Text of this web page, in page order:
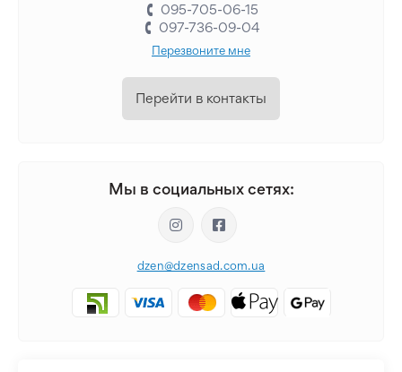
095-705-06-15
097-736-09-04
Перезвоните мне
Перейти в контакты
Мы в социальных сетях:
dzen@dzensad.com.ua